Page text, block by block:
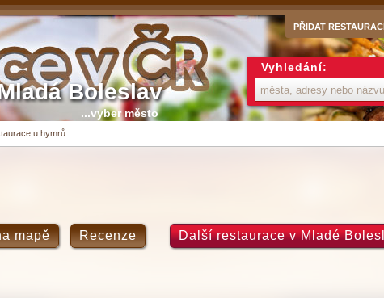
PŘIDAT
Boleslav
...vyber město
u hymrů
mapě Recenze Další restaurace v Mladé
Vyhledání: